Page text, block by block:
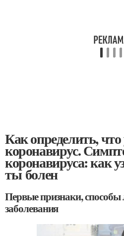
Как определить, что
коронавирус.
коронавируса: как
ты болен
Первые признаки,
заболевания